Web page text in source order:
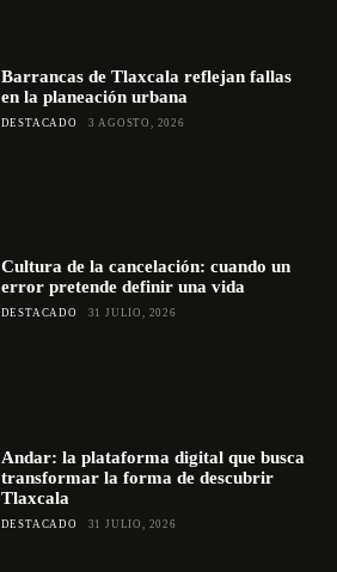
Barrancas de Tlaxcala reflejan fallas
en la planeación urbana
DESTACADO 3 AGOSTO, 2026
Cultura de la cancelación: cuando un
error pretende definir una vida
DESTACADO 31 JULIO, 2026
Andar: la plataforma digital que busca
transformar la forma de descubrir
Tlaxcala
DESTACADO 31 JULIO, 2026